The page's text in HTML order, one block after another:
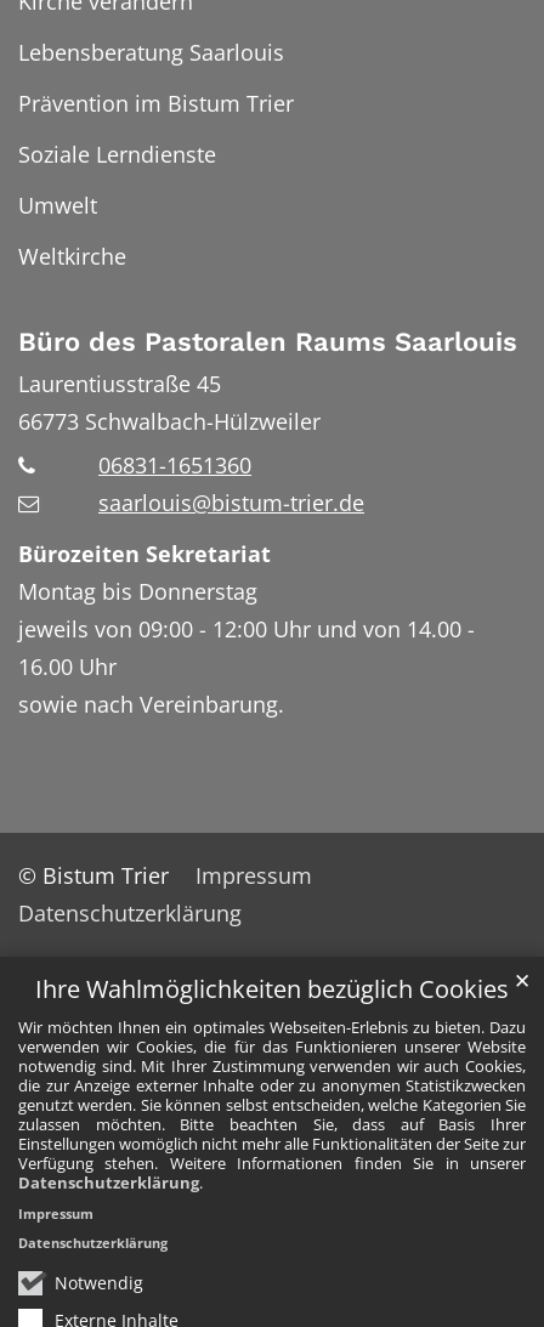
Ihre Wahlmöglichkeiten bezüglich Cookies
Wir möchten Ihnen ein optimales Webseiten-Erlebnis zu bieten. Dazu
verwenden wir Cookies, die für das Funktionieren unserer Website
notwendig sind. Mit Ihrer Zustimmung verwenden wir auch Cookies,
die zur Anzeige externer Inhalte oder zu anonymen Statistikzwecken
genutzt werden. Sie können selbst entscheiden, welche Kategorien Sie
zulassen möchten. Bitte beachten Sie, dass auf Basis Ihrer
Einstellungen womöglich nicht mehr alle Funktionalitäten der Seite zur
Verfügung stehen. Weitere Informationen finden Sie in unserer
Datenschutzerklärung.
Notwendig
Externe Inhalte
✕
Impressum
Datenschutzerklärung
Lebensberatung Saarlouis
Prävention im Bistum Trier
Soziale Lerndienste
Umwelt
Weltkirche
Büro des Pastoralen Raums Saarlouis
Laurentiusstraße 45
66773 Schwalbach-Hülzweiler
06831-1651360
saarlouis@bistum-trier.de
Bürozeiten Sekretariat
Montag bis Donnerstag
jeweils von 09:00 - 12:00 Uhr und von 14.00 -
16.00 Uhr
sowie nach Vereinbarung.
© Bistum Trier
Impressum
Datenschutzerklärung